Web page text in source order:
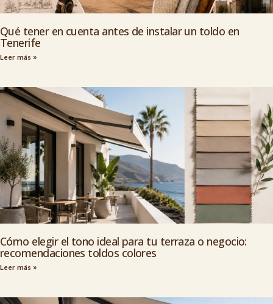
Qué tener en cuenta antes de instalar un toldo en
Tenerife
Leer más »
Cómo elegir el tono ideal para tu terraza o negocio:
recomendaciones toldos colores
Leer más »